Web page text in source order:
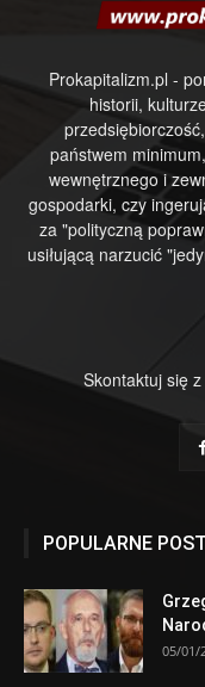
Prokapitalizm.pl -
historii,
państwem
wewnętrznego i
gospodarki, czy
za "polityczną
usiłującą narzucić
Skontaktuj się
POPULARNE
05/01/